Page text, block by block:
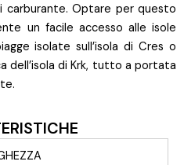
carburante. Optare per questo
un facile accesso alle isole
isolate sull’isola di Cres o
dell’isola di Krk, tutto a portata